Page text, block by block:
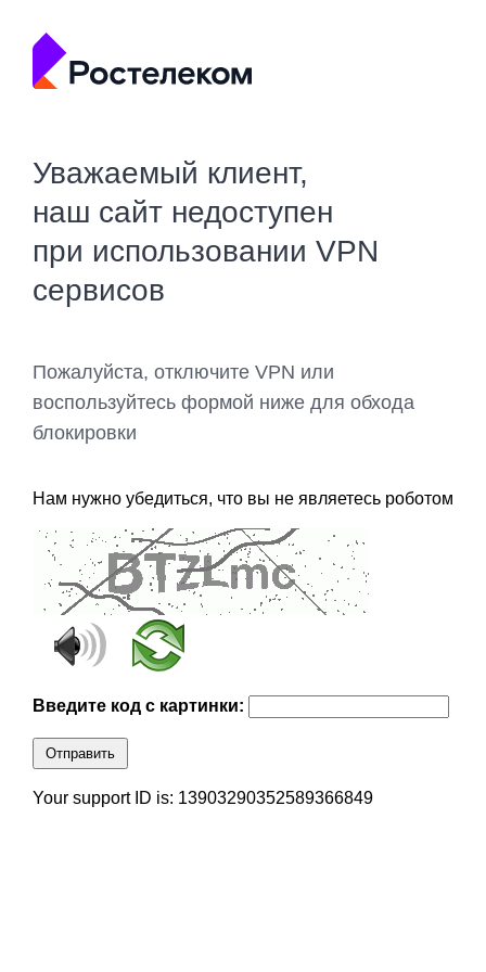
Уважаемый клиент,
наш сайт недоступен
при использовании VPN
сервисов
Пожалуйста, отключите VPN или
воспользуйтесь формой ниже для обхода
блокировки
Нам нужно убедиться, что вы не являетесь роботом
Введите код с картинки:
Отправить
Your support ID is: 13903290352589366849